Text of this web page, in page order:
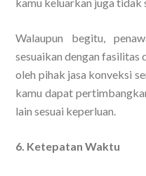
Walaupun begitu,
sesuaikan dengan
oleh pihak jasa konveksi
kamu dapat
lain sesuai keperluan.
6. Ketepatan Waktu